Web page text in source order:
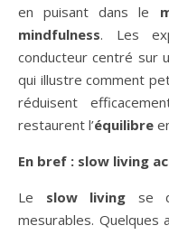
en puisant dans le
mindfulness. Les
conducteur centré sur
qui illustre comment
réduisent
restaurent l’équilibre
En bref : slow living
Le slow living se
mesurables. Quelques